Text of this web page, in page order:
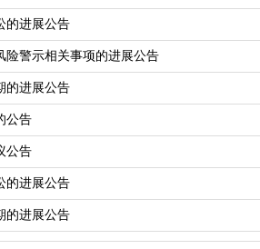
的进展公告
险警示相关事项的进展公告
的进展公告
公告
公告
的进展公告
的进展公告